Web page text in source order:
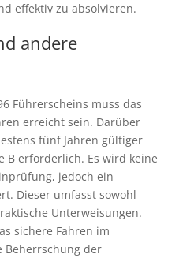
effektiv zu absolvieren.
andere
Führerscheins muss das
erreicht sein. Darüber
fünf Jahren gültiger
B erforderlich. Es wird keine
jedoch ein
Dieser umfasst sowohl
Unterweisungen.
sichere Fahren im
Beherrschung der